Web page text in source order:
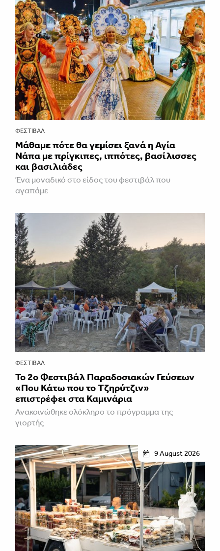
ΦΕΣΤΙΒΑΛ
Μάθαμε πότε θα γεμίσει ξανά η Αγία
Νάπα με πρίγκιπες, ιππότες, βασίλισσες
και βασιλιάδες
Ένα μοναδικό στο είδος του φεστιβάλ που
αγαπάμε
ΦΕΣΤΙΒΑΛ
Το 2ο Φεστιβάλ Παραδοσιακών Γεύσεων
«Που Κάτω που το Τζηρύτζιν»
επιστρέφει στα Καμινάρια
Ανακοινώθηκε ολόκληρο το πρόγραμμα της
γιορτής
9 August 2026